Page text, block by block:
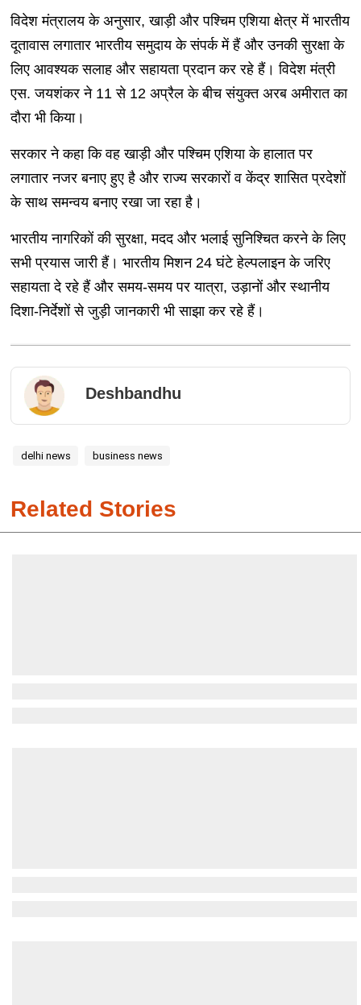
विदेश मंत्रालय के अनुसार, खाड़ी और पश्चिम एशिया क्षेत्र में भारतीय
दूतावास लगातार भारतीय समुदाय के संपर्क में हैं और उनकी सुरक्षा के
लिए आवश्यक सलाह और सहायता प्रदान कर रहे हैं। विदेश मंत्री
एस. जयशंकर ने 11 से 12 अप्रैल के बीच संयुक्त अरब अमीरात का
दौरा भी किया।
सरकार ने कहा कि वह खाड़ी और पश्चिम एशिया के हालात पर
लगातार नजर बनाए हुए है और राज्य सरकारों व केंद्र शासित प्रदेशों
के साथ समन्वय बनाए रखा जा रहा है।
भारतीय नागरिकों की सुरक्षा, मदद और भलाई सुनिश्चित करने के लिए
सभी प्रयास जारी हैं। भारतीय मिशन 24 घंटे हेल्पलाइन के जरिए
सहायता दे रहे हैं और समय-समय पर यात्रा, उड़ानों और स्थानीय
दिशा-निर्देशों से जुड़ी जानकारी भी साझा कर रहे हैं।
Deshbandhu
delhi news business news
Related Stories